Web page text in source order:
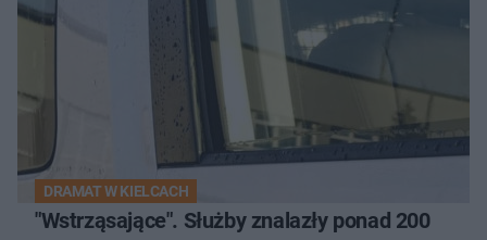
DRAMAT W KIELCACH
"Wstrząsające". Służby znalazły ponad 200